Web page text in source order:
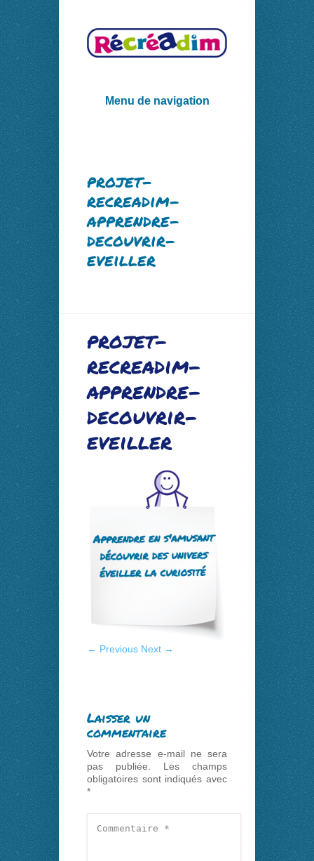
Menu de navigation
projet-
recreadim-
apprendre-
decouvrir-
eveiller
projet-
recreadim-
apprendre-
decouvrir-
eveiller
← Previous Next →
Laisser un
commentaire
Votre adresse e-mail ne sera
pas publiée.
Les champs
obligatoires sont indiqués avec
*